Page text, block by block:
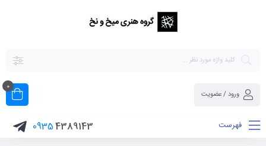
ورود / عضویت
0
فهرست 4389143
0935